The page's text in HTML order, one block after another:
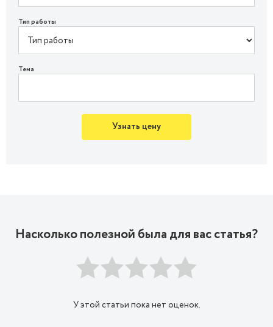
Тип работы
Тема
Узнать цену
Насколько полезной была для вас статья?
У этой статьи пока нет оценок.